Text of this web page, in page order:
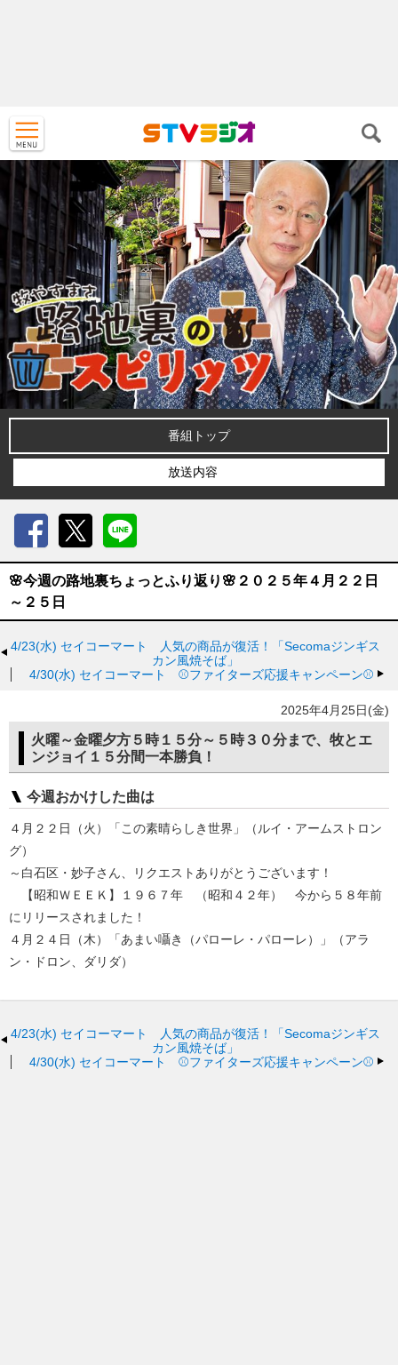
番組トップ
放送内容
🌸今週の路地裏ちょっとふり返り🌸２０２５年４月２２日
～２５日
4/23(水) セイコーマート 人気の商品が復活！「Secomaジンギス
カン風焼そば」
4/30(水) セイコーマート ⚾ファイターズ応援キャンペーン⚾
2025年4月25日(金)
火曜～金曜夕方５時１５分～５時３０分まで、牧とエ
ンジョイ１５分間一本勝負！
今週おかけした曲は
４月２２日（火）「この素晴らしき世界」（ルイ・アームストロン
グ）
～白石区・妙子さん、リクエストありがとうございます！
【昭和ＷＥＥＫ】１９６７年 （昭和４２年） 今から５８年前
にリリースされました！
４月２４日（木）「あまい囁き（パローレ・パローレ）」（アラ
ン・ドロン、ダリダ）
4/23(水) セイコーマート 人気の商品が復活！「Secomaジンギス
カン風焼そば」
4/30(水) セイコーマート ⚾ファイターズ応援キャンペーン⚾